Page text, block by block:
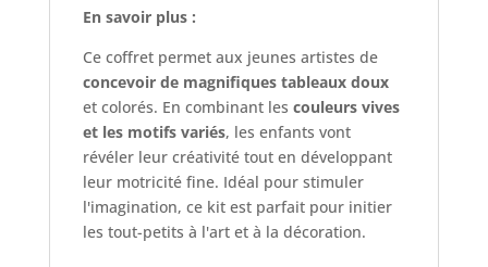
En savoir plus :
Ce coffret permet aux jeunes artistes de
concevoir de magnifiques tableaux doux
et colorés. En combinant les couleurs vives
et les motifs variés, les enfants vont
révéler leur créativité tout en développant
leur motricité fine. Idéal pour stimuler
l'imagination, ce kit est parfait pour initier
les tout-petits à l'art et à la décoration.